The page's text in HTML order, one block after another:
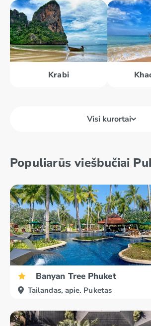
Krabi
Visi kurortai
Kančanaburis
Populiarūs viešbučiai
Banyan Tree Phuket
Tailandas, apie. Puketas